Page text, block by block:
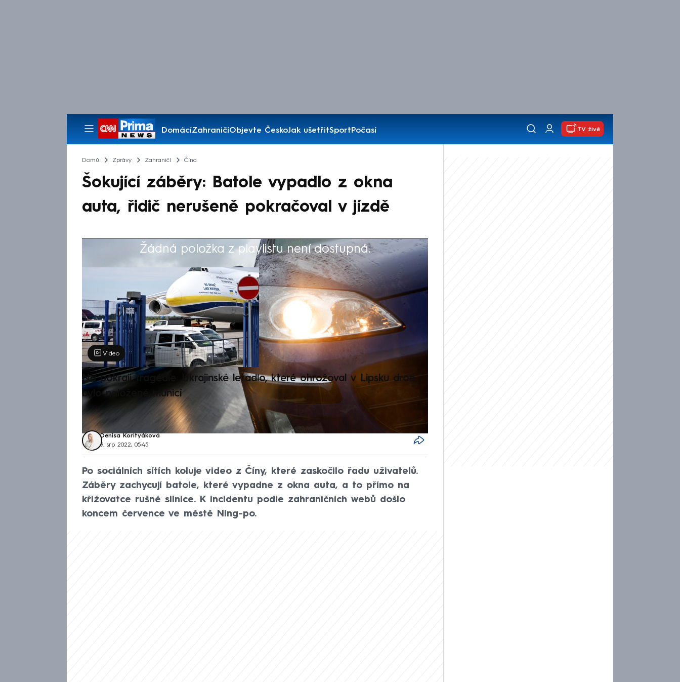
DomácíZahraničíObjevte ČeskoJak ušetřitSportPočasí
Pořady
TV živě
Domů Zprávy Zahraničí Čína
Šokující záběry: Batole vypadlo z okna
auta, řidič nerušeně pokračoval v jízdě
Žádná položka z playlistu není dostupná.
Výběr redakce
Video
Na pokraji tragédie: Ukrajinské letadlo, které ohrožoval v Lipsku dron,
bylo naložené municí
Denisa Korityáková
9. srp 2022, 05:45
Po sociálních sítích koluje video z Číny, které zaskočilo řadu uživatelů.
Záběry zachycují batole, které vypadne z okna auta, a to přímo na
křižovatce rušné silnice. K incidentu podle zahraničních webů došlo
koncem července ve městě Ning-po.